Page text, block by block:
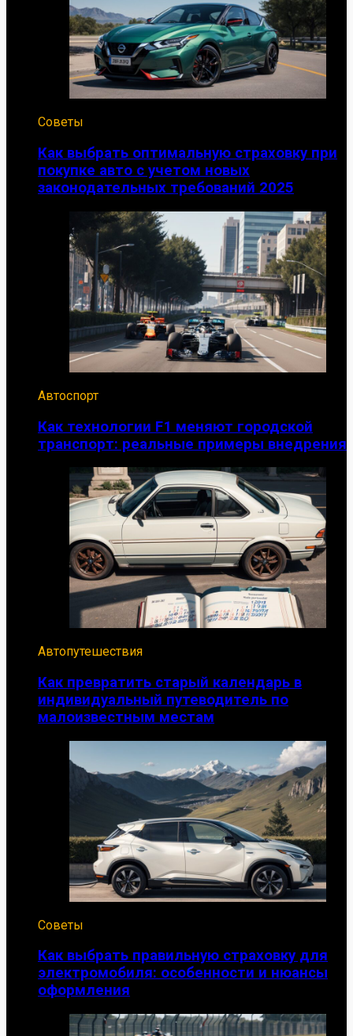
Советы
Как выбрать оптимальную страховку при
покупке авто с учетом новых
законодательных требований 2025
Автоспорт
Как технологии F1 меняют городской
транспорт: реальные примеры внедрения
Автопутешествия
Как превратить старый календарь в
индивидуальный путеводитель по
малоизвестным местам
Советы
Как выбрать правильную страховку для
электромобиля: особенности и нюансы
оформления